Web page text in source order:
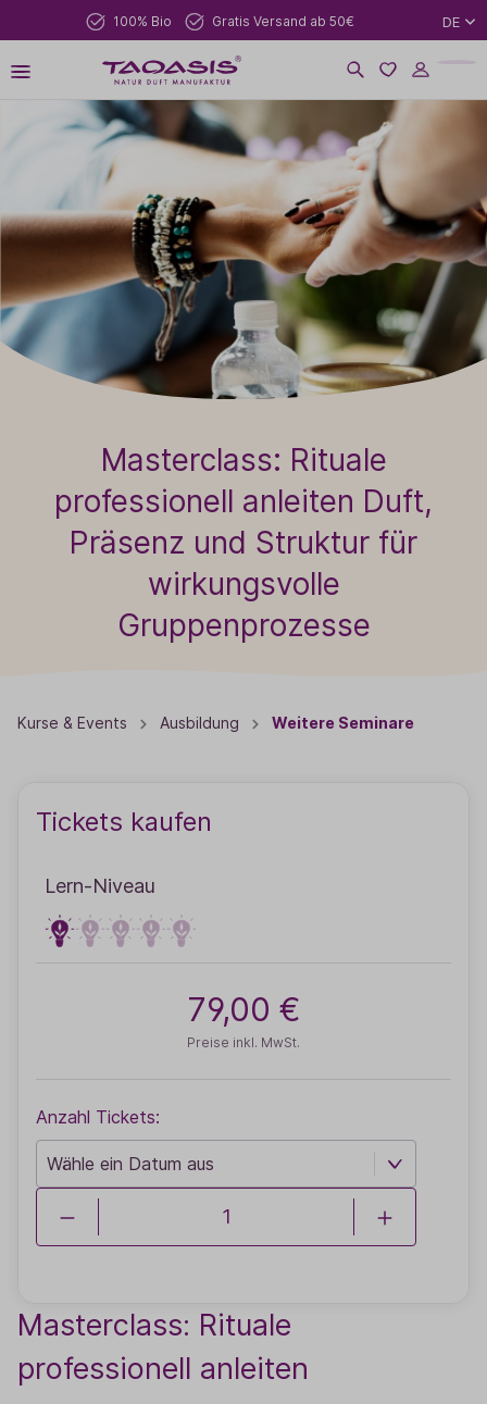
100% Bio Gratis Versand ab 50€ DE
Masterclass: Rituale
professionell anleiten Duft,
Präsenz und Struktur für
wirkungsvolle
Gruppenprozesse
Kurse & Events Ausbildung Weitere Seminare
Masterclass: Rituale
professionell anleiten
Tickets kaufen
Lern-Niveau
79,00 €
Preise inkl. MwSt.
Anzahl Tickets: